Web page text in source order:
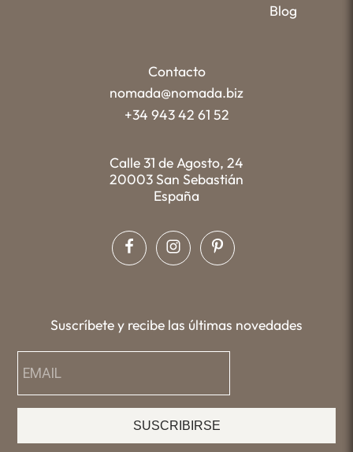
Blog
Contacto
nomada@nomada.biz
+34 943 42 61 52
Calle 31 de Agosto, 24
20003 San Sebastián
España
Suscríbete y recibe las últimas novedades
SUSCRIBIRSE